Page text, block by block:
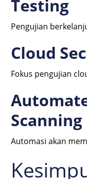
Testing
Pengujian
Cloud
Fokus pengujian
Scanning
Automasi akan